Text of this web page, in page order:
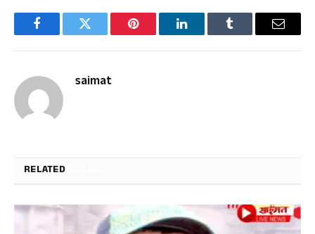
FacebookTwitter Pinterest LinkedInTumblr Email
saimat
RELATED